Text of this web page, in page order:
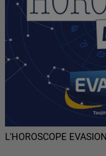
L'HOROSCOPE EVASION